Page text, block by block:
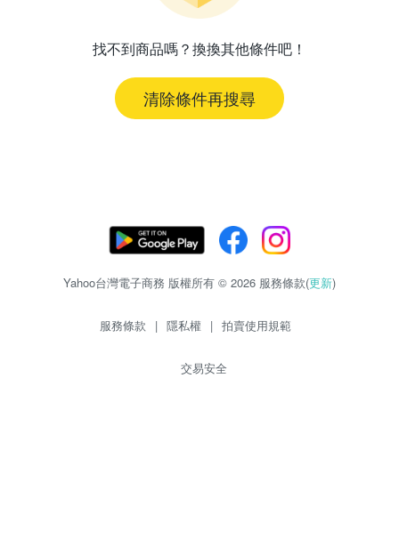
找不到商品嗎？換換其他條件吧！
清除條件再搜尋
Yahoo台灣電子商務 版權所有 © 2026 服務條款(更新)
服務條款 | 隱私權 | 拍賣使用規範
交易安全